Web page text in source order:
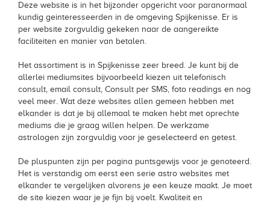
Deze website is in het bijzonder opgericht voor paranormaal
kundig geinteresseerden in de omgeving Spijkenisse. Er is
per website zorgvuldig gekeken naar de aangereikte
faciliteiten en manier van betalen.
Het assortiment is in Spijkenisse zeer breed. Je kunt bij de
allerlei mediumsites bijvoorbeeld kiezen uit telefonisch
consult, email consult, Consult per SMS, foto readings en nog
veel meer. Wat deze websites allen gemeen hebben met
elkander is dat je bij allemaal te maken hebt met oprechte
mediums die je graag willen helpen. De werkzame
astrologen zijn zorgvuldig voor je geselecteerd en getest.
De pluspunten zijn per pagina puntsgewijs voor je genoteerd.
Het is verstandig om eerst een serie astro websites met
elkander te vergelijken alvorens je een keuze maakt. Je moet
de site kiezen waar je je fijn bij voelt. Kwaliteit en